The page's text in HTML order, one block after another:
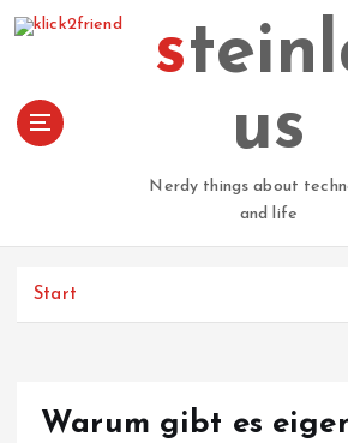
steinla
us
Nerdy things about
and life
Start
Warum gibt es